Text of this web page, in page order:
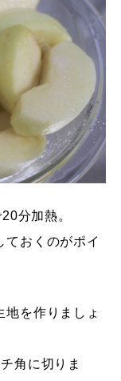
分加熱。
ておくのがポイ
を作りましょ
角に切りま